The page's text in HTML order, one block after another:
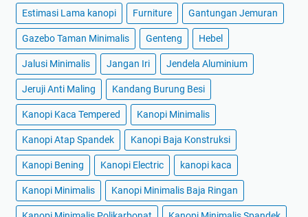
Estimasi Lama kanopi Furniture Gantungan Jemuran
Gazebo Taman Minimalis Genteng Hebel
Jalusi Minimalis Jangan Iri Jendela Aluminium
Jeruji Anti Maling Kandang Burung Besi
Kanopi Kaca Tempered Kanopi Minimalis
Kanopi Atap Spandek Kanopi Baja Konstruksi
Kanopi Bening Kanopi Electric kanopi kaca
Kanopi Minimalis Kanopi Minimalis Baja Ringan